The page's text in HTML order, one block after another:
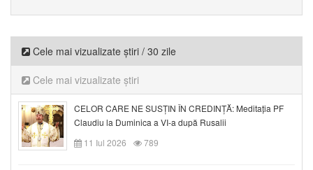
Cele mai vizualizate știri / 30 zile
Cele mai vizualizate știri
CELOR CARE NE SUSȚIN ÎN CREDINȚĂ: Meditația PF
Claudiu la Duminica a VI-a după Rusalii
11 Iul 2026
789